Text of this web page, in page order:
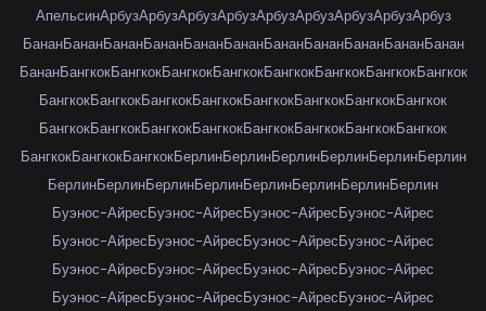
АпельсинАрбузАрбузАрбузАрбузАрбузАрбузАрбузАрбузАрбуз
БананБананБананБананБананБананБананБананБананБананБанан
БананБангкокБангкокБангкокБангкокБангкокБангкокБангкокБангкок
БангкокБангкокБангкокБангкокБангкокБангкокБангкокБангкок
БангкокБангкокБангкокБангкокБангкокБангкокБангкокБангкок
БангкокБангкокБангкокБерлинБерлинБерлинБерлинБерлинБерлин
БерлинБерлинБерлинБерлинБерлинБерлинБерлинБерлин
Буэнос-АйресБуэнос-АйресБуэнос-АйресБуэнос-Айрес
Буэнос-АйресБуэнос-АйресБуэнос-АйресБуэнос-Айрес
Буэнос-АйресБуэнос-АйресБуэнос-АйресБуэнос-Айрес
Буэнос-АйресБуэнос-АйресБуэнос-АйресБуэнос-Айрес